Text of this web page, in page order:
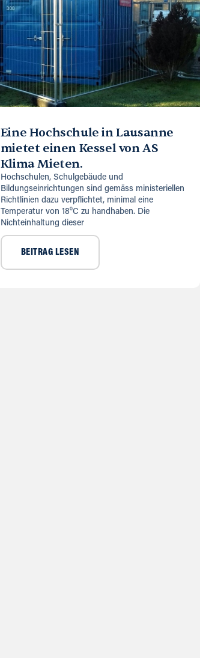
Eine Hochschule in Lausanne
mietet einen Kessel von AS
Klima Mieten.
Hochschulen, Schulgebäude und
Bildungseinrichtungen sind gemäss ministeriellen
Richtlinien dazu verpflichtet, minimal eine
Temperatur von 18⁰C zu handhaben. Die
Nichteinhaltung dieser
BEITRAG LESEN